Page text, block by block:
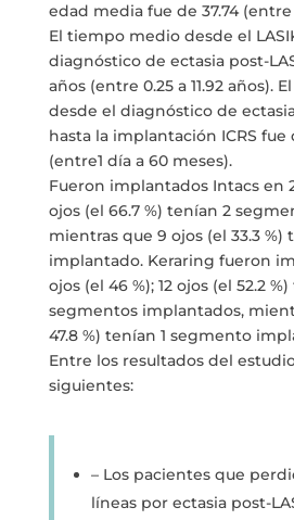
edad media fue de 37.74 (entre
El tiempo medio desde el
diagnóstico de ectasia post-
años (entre 0.25 a 11.92 años).
desde el diagnóstico de
hasta la implantación ICRS fue
(entre1 día a 60 meses).
Fueron implantados Intacs en
ojos (el 66.7 %) tenían 2
mientras que 9 ojos (el 33.3
implantado. Keraring fueron
ojos (el 46 %); 12 ojos (el 52.2
segmentos implantados,
47.8 %) tenían 1 segmento
Entre los resultados del
siguientes:
– Los pacientes que
líneas por ectasia post-